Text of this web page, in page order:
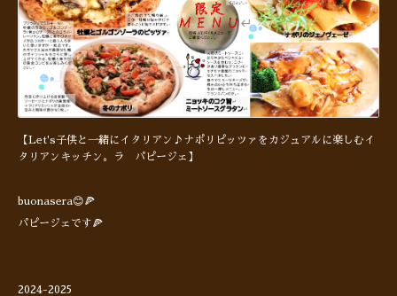
【Let's子供と一緒にイタリアン♪ナポリピッツァをカジュアルに楽しむイ
タリアンキッチン。ラ パピージェ】
buonasera😊🍕
パピージェです🍕
2024-2025